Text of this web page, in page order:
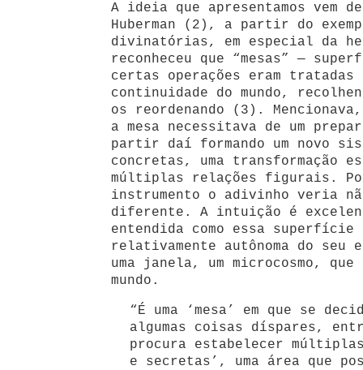
A ideia que apresentamos vem
Huberman (2), a partir do
divinatórias, em especial da
reconheceu que “mesas” —
certas operações eram tratadas
continuidade do mundo,
os reordenando (3).
a mesa necessitava de um
partir daí formando um novo
concretas, uma transformação
múltiplas relações figurais.
instrumento o adivinho veria
diferente. A intuição é
entendida como essa superfície
relativamente autônoma do seu
uma janela, um microcosmo,
mundo.
“É uma ‘mesa’ em que se
algumas coisas díspares,
procura estabelecer
e secretas’, uma área que